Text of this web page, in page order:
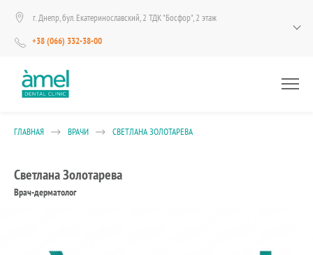
г. Днепр, бул. Екатеринославский, 2 ТДК "Босфор", 2 этаж
+38 (066) 332-38-00
ГЛАВНАЯ ВРАЧИ СВЕТЛАНА ЗОЛОТАРЕВА
Светлана Золотарева
Врач-дерматолог